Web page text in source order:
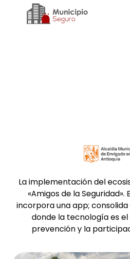
La implementación del
«Amigos de la Seguridad».
incorpora una app;
donde la tecnología es
prevención y la